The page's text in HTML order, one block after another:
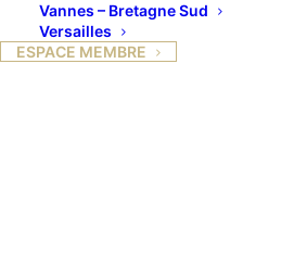
Vannes – Bretagne Sud
Versailles
ESPACE MEMBRE